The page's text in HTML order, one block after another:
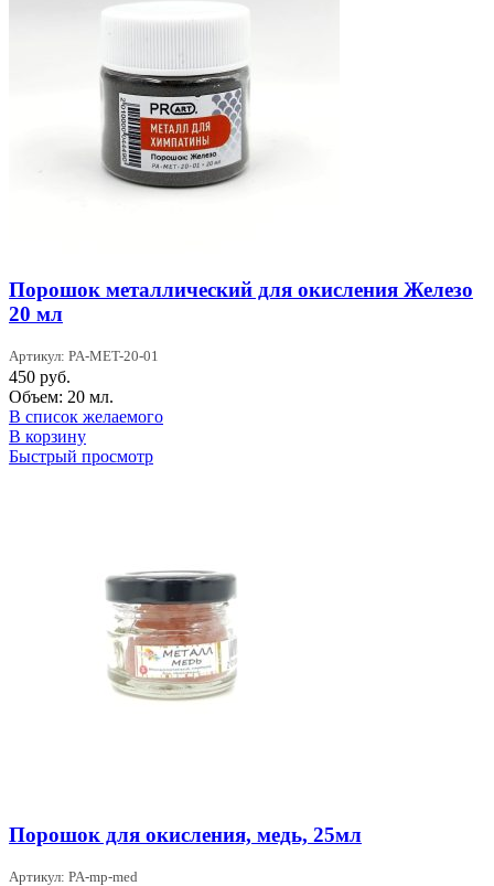
Порошок металлический для окисления Железо
20 мл
Артикул: PA-MET-20-01
450 руб.
Объем: 20 мл.
В список желаемого
В корзину
Быстрый просмотр
Порошок для окисления, медь, 25мл
Артикул: PA-mp-med